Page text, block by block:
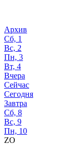
Архив
Сб, 1
Вс, 2
Пн, 3
Вт, 4
Вчера
Сейчас
Сегодня
Завтра
Сб, 8
Вс, 9
Пн, 10
ZO